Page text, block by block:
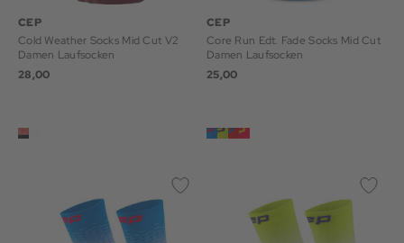
CEP
Cold Weather Socks Mid Cut V2
Damen Laufsocken
28,00
CEP
Core Run Edt. Fade Socks Mid Cut
Damen Laufsocken
25,00